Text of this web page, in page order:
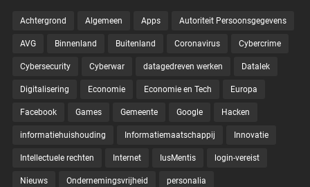
Achtergrond Algemeen Apps Autoriteit Persoonsgegevens
AVG Binnenland Buitenland Coronavirus Cybercrime
Cybersecurity Cyberwar datagedreven werken Datalek
Digitalisering Economie Economie en Tech Europa
Facebook Games Gemeente Google Hacken
informatiehuishouding Informatiemaatschappij Innovatie
Intellectuele rechten Internet IusMentis login-vereist
Nieuws Ondernemingsvrijheid personalia